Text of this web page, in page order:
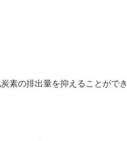
素の排出量を抑えることができ